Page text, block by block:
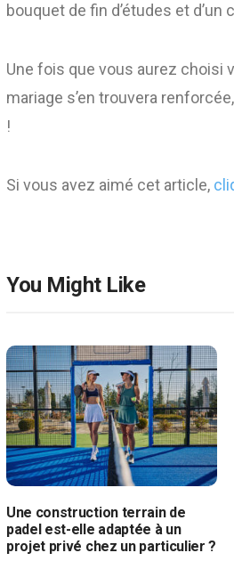
bouquet de fin d’études et d’un
Une fois que vous aurez choisi
mariage s’en trouvera
!
Si vous avez aimé cet article,
You Might Like
Une construction terrain de
padel est-elle adaptée à un
projet privé chez un particulier ?